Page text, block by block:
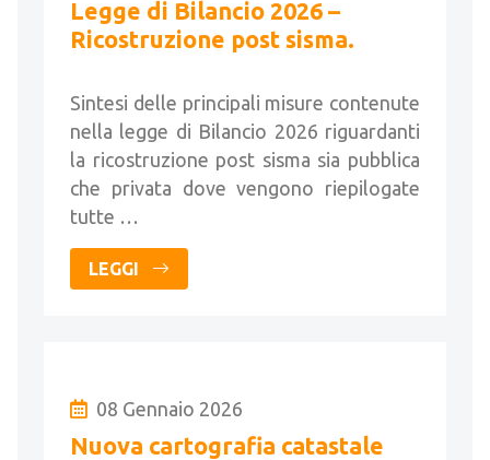
Legge di Bilancio 2026 –
Ricostruzione post sisma.
Sintesi delle principali misure contenute
nella legge di Bilancio 2026 riguardanti
la ricostruzione post sisma sia pubblica
che privata dove vengono riepilogate
tutte …
LEGGI
08 Gennaio 2026
Nuova cartografia catastale